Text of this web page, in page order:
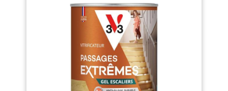
une excellente
accroche et un
confort d'application
en intérieur.
Application maîtrisée
et remise en service
rapide : Texture
adaptée à
ou en 2 couches sur un fond
dur à l'eau. Temps de séchage
de 4h entre les couches. 1L =
de qualité professionnelle
Manufacutre Mauler en
goutte: Application facile sur
contremarches, rampes et
balustrades grâce à sa formule
gel qui ne coule pas
Caractéristiques techniques:
Rendement de 1L pour 10m²,
sec au toucher en 30 minutes,
temps de séchage entre 2
couches de 2h, séchage
complet en 24h, nettoyage
des outils à l'eau V33, une
marque française engagée